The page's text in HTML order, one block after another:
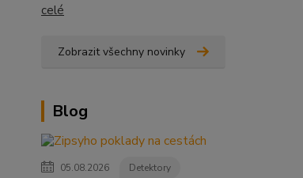
celé
Zobrazit všechny novinky
Blog
05.08.2026 Detektory